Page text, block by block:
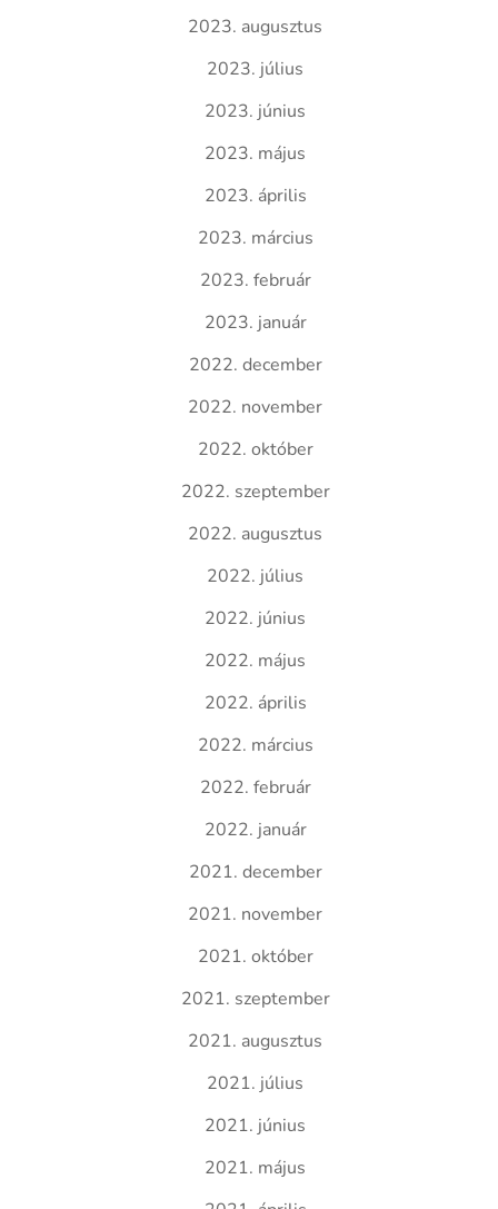
2023. augusztus
2023. július
2023. június
2023. május
2023. április
2023. március
2023. február
2023. január
2022. december
2022. november
2022. október
2022. szeptember
2022. augusztus
2022. július
2022. június
2022. május
2022. április
2022. március
2022. február
2022. január
2021. december
2021. november
2021. október
2021. szeptember
2021. augusztus
2021. július
2021. június
2021. május